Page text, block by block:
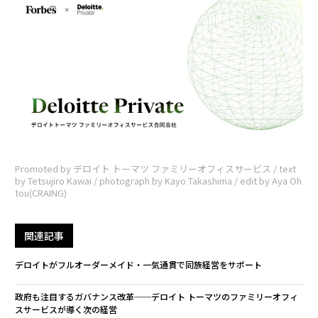
Promoted by デロイト トーマツ ファミリーオフィスサービス / text
by Tetsujiro Kawai / photograph by Kayo Takashima / edit by Aya Oh
tou(CRAING)
関連記事
デロイトがフルオーダーメイド・一気通貫で同族経営をサポート
政府も注目するガバナンス改革──デロイト トーマツのファミリーオフィ
スサービスが導く次の経営